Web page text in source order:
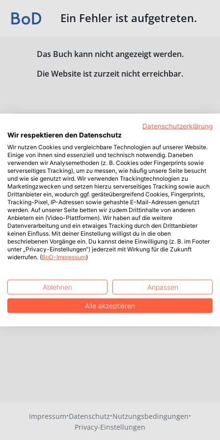
Ein Fehler ist aufgetreten.
Das Buch kann nicht angezeigt werden.
Die Website ist zurzeit nicht erreichbar.
Impressum·Datenschutz·Nutzungsbedingungen·
Privacy-Einstellungen
Datenschutzerklärung
Wir respektieren den Datenschutz
Wir nutzen Cookies und vergleichbare Technologien auf unserer Website.
Einige von ihnen sind essenziell und technisch notwendig. Daneben
verwenden wir Analysemethoden (z. B. Cookies oder Fingerprints sowie
serverseitiges Tracking), um zu messen, wie häufig unsere Seite besucht
und wie sie genutzt wird. Wir verwenden Trackingtechnologien zu
Marketingzwecken und setzen hierzu serverseitiges Tracking sowie auch
Drittanbieter ein, wodurch ggf. geräteübergreifend Cookies, Fingerprints,
Tracking-Pixel, IP-Adressen sowie gehashte E-Mail-Adressen genutzt
werden. Auf unserer Seite betten wir zudem Drittinhalte von anderen
Anbietern ein (Video-Plattformen). Wir haben auf die weitere
Datenverarbeitung und ein etwaiges Tracking durch den Drittanbieter
keinen Einfluss. Mit deiner Einstellung willigst du in die oben
beschriebenen Vorgänge ein. Du kannst deine Einwilligung (z. B. im Footer
unter „Privacy-Einstellungen“) jederzeit mit Wirkung für die Zukunft
widerrufen. (BoD-Impressum)
Ablehnen Anpassen
Alle akzeptieren